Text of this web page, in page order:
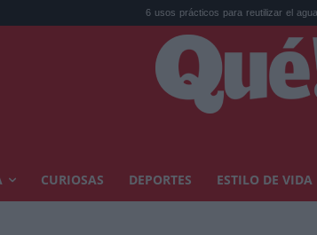
6 usos prácticos para reutilizar el agua del aire ...
CURIOSAS DEPORTES ESTILO DE VIDA